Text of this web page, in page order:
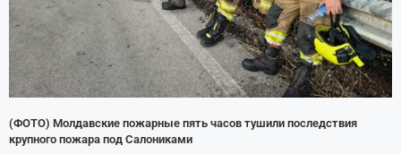
(ФОТО) Молдавские пожарные пять часов тушили последствия
крупного пожара под Салониками